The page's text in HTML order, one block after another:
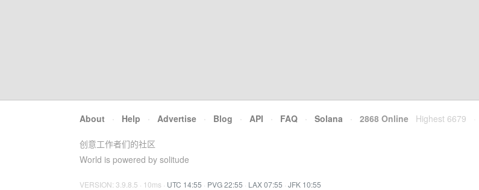
About · Help · Advertise · Blog · API · FAQ · Solana · 2868 Online Highest 6679
创意工作者们的社区
World is powered by solitude
VERSION: 3.9.8.5 · 10ms · UTC 14:55 · PVG 22:55 · LAX 07:55 · JFK 10:55